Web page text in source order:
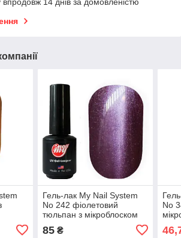
14 днів за домовленістю
Гель-лак My Nail System
No 242 фіолетовий
тюльпан з мікроблоском
85₴
No